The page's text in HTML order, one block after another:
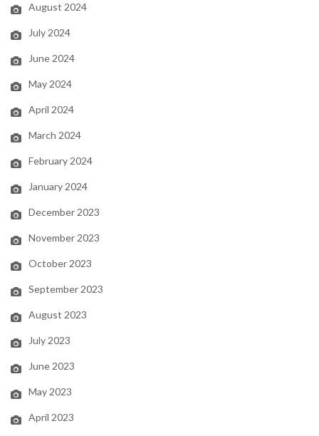
August 2024
July 2024
June 2024
May 2024
April 2024
March 2024
February 2024
January 2024
December 2023
November 2023
October 2023
September 2023
August 2023
July 2023
June 2023
May 2023
April 2023